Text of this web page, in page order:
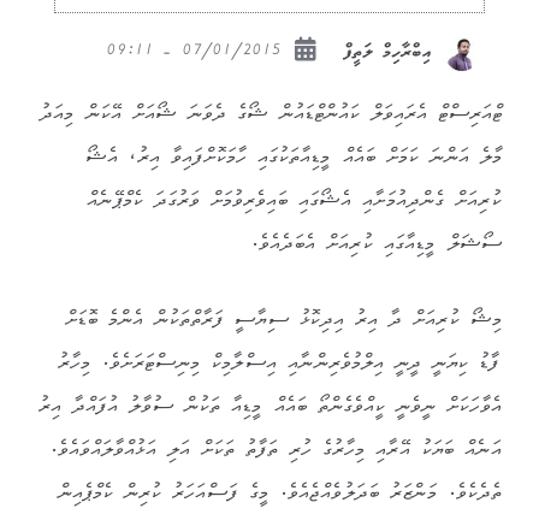
އިބްރާހިމް ލަތީފް
ޓްއަރިސްޓް އެރައިވަލް ކައުންޓްޑައުން ޝޯގެ ދެވަނަ ޝޯއަށް އޭކަން މިއަދު
މާލެ އަންނަ ކަމަށް ބައެއް މީޑިއާތަކުގައި ހާމަކޮށްފައިވާ އިރު، އެޝޯ
ކުރިއަށް ގެންދިއުމަށާއި އެޝޯގައި ބައިވެރިވުމަށް ވަރުގަދަ ކެމްޕޭނެއް
ސޯޝަލް މީޑިއާގައި ކުރިއަށް އެބަދެއެވެ.
މިޝޯ ކުރިއަށް ދާ އިރު އިދިކޮޅު ސިޔާސީ ފަރާތްތަކުން އެންމެ ބޮޑަށް
ފާޑު ކިޔަނީ ދީނީ އިލްމުވެރިންނާއި އިސްލާމިކް މިނިސްޓަރަށެވެ. މިހާރު
އެވާހަކަށް ނީވެނީ ކީއްވެގެންތޯ ބައެއް މީޑިއާ ތަކުން ސުވާލު އުފައްދާ އިރު
އަނެއް ބަޔަކު އޭރާއި މިހާރުގެ ހުރި ތަފާތު ތަކަށް އަލި އަޅުއްވާލައްވައެވެ.
ތެދެކެވެ. މަންޒަރު ބަދަލުވެއްޖެއެވެ. މީގެ ފަސްއަހަރު ކުރިން ކެމްޕެއިން